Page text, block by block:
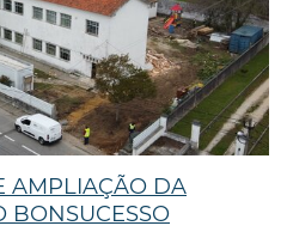
AMPLIAÇÃO DA
BONSUCESSO